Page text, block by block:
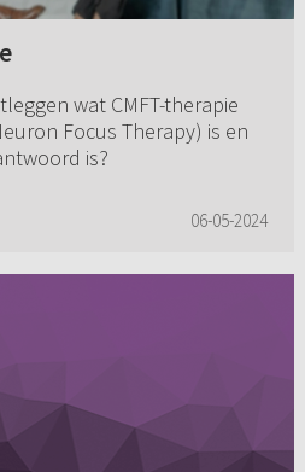
wat CMFT-therapie
Focus Therapy) is en
is?
06-05-2024